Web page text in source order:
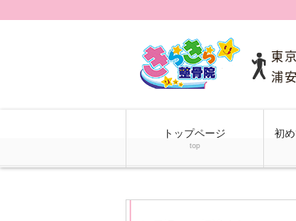
トップページ
top
初